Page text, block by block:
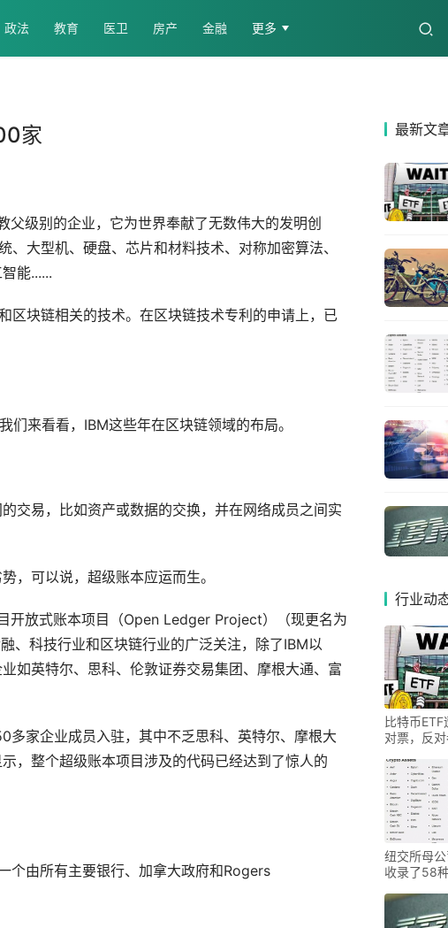
政法 教育 医卫 房产 金融 更多
家
父级别的企业，它为世界奉献了无数伟大的发明创
大型机、硬盘、芯片和材料技术、对称加密算法、
能......
区块链相关的技术。在区块链技术专利的申请上，已
们来看看，IBM这些年在区块链领域的布局。
交易，比如资产或数据的交换，并在网络成员之间实
，可以说，超级账本应运而生。
开放式账本项目（Open Ledger Project）（现更名为
、科技行业和区块链行业的广泛关注，除了IBM以
如英特尔、思科、伦敦证券交易集团、摩根大通、富
家企业成员入驻，其中不乏思科、英特尔、摩根大
，整个超级账本项目涉及的代码已经达到了惊人的
个由所有主要银行、加拿大政府和Rogers
最新文
行业动
比特币
对票，反
纽交所母
收录了58